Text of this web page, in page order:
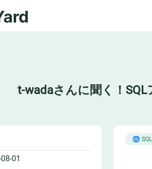
t-wadaさんに聞く！
01
SQL